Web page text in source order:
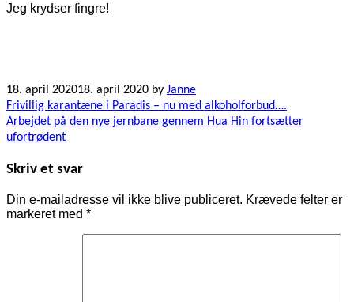
Jeg krydser fingre!
18. april 202018. april 2020 by Janne
Indlægsnavigation
Frivillig karantæne i Paradis – nu med alkoholforbud….
Arbejdet på den nye jernbane gennem Hua Hin fortsætter
ufortrødent
Skriv et svar
Din e-mailadresse vil ikke blive publiceret. Krævede felter er
markeret med *